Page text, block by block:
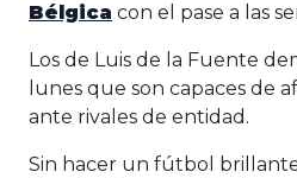
Bélgica con el pase a las
Los de Luis de la Fuente
lunes que son capaces de
ante rivales de entidad.
Sin hacer un fútbol